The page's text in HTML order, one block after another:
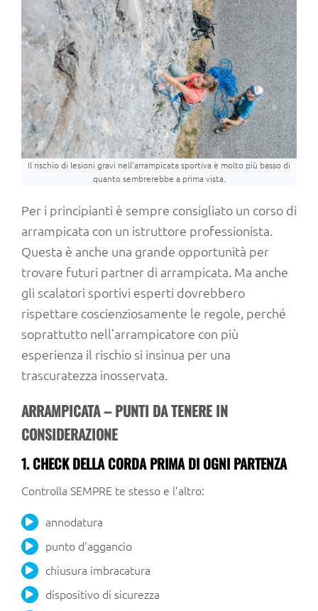
Il rischio di lesioni gravi nell’arrampicata sportiva è molto più basso di
quanto sembrerebbe a prima vista.
Per i principianti è sempre consigliato un corso di
arrampicata con un istruttore professionista.
Questa è anche una grande opportunità per
trovare futuri partner di arrampicata. Ma anche
gli scalatori sportivi esperti dovrebbero
rispettare coscienziosamente le regole, perché
soprattutto nell’arrampicatore con più
esperienza il rischio si insinua per una
trascuratezza inosservata.
ARRAMPICATA – PUNTI DA TENERE IN
CONSIDERAZIONE
1. CHECK DELLA CORDA PRIMA DI OGNI PARTENZA
Controlla SEMPRE te stesso e l’altro:
annodatura
punto d’aggancio
chiusura imbracatura
dispositivo di sicurezza